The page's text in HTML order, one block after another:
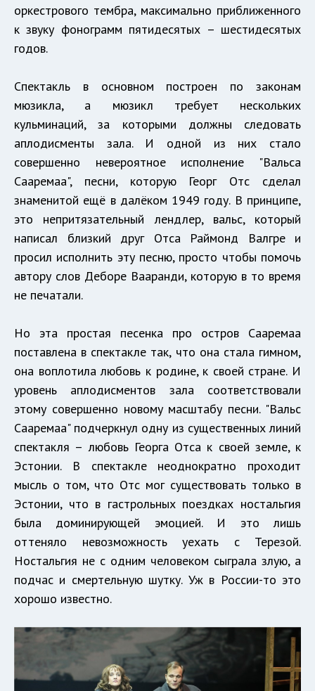
оркестрового тембра, максимально приближенного
к звуку фонограмм пятидесятых – шестидесятых
годов.
Спектакль в основном построен по законам
мюзикла, а мюзикл требует нескольких
кульминаций, за которыми должны следовать
аплодисменты зала. И одной из них стало
совершенно невероятное исполнение "Вальса
Сааремаа", песни, которую Георг Отс сделал
знаменитой ещё в далёком 1949 году. В принципе,
это непритязательный лендлер, вальс, который
написал близкий друг Отса Раймонд Валгре и
просил исполнить эту песню, просто чтобы помочь
автору слов Деборе Вааранди, которую в то время
не печатали.
Но эта простая песенка про остров Сааремаа
поставлена в спектакле так, что она стала гимном,
она воплотила любовь к родине, к своей стране. И
уровень аплодисментов зала соответствовали
этому совершенно новому масштабу песни. "Вальс
Сааремаа" подчеркнул одну из существенных линий
спектакля – любовь Георга Отса к своей земле, к
Эстонии. В спектакле неоднократно проходит
мысль о том, что Отс мог существовать только в
Эстонии, что в гастрольных поездках ностальгия
была доминирующей эмоцией. И это лишь
оттеняло невозможность уехать с Терезой.
Ностальгия не с одним человеком сыграла злую, а
подчас и смертельную шутку. Уж в России-то это
хорошо известно.